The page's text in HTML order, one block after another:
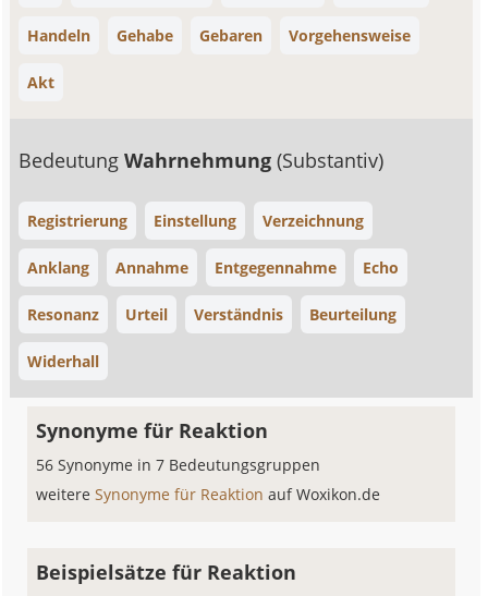
Handeln Gehabe Gebaren Vorgehensweise
Akt
BedeutungWahrnehmung(Substantiv)
Registrierung Einstellung Verzeichnung
Anklang Annahme Entgegennahme Echo
Resonanz Urteil Verständnis Beurteilung
Widerhall
Synonyme für Reaktion
56 Synonyme in 7 Bedeutungsgruppen
weitereSynonyme für Reaktionauf Woxikon.de
Beispielsätze für Reaktion